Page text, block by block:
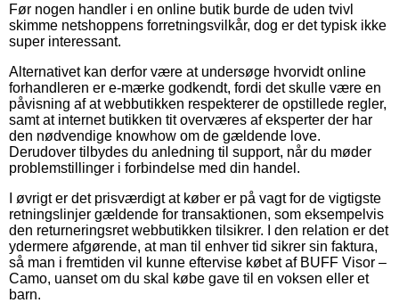
Før nogen handler i en online butik burde de uden tvivl
skimme netshoppens forretningsvilkår, dog er det typisk ikke
super interessant.
Alternativet kan derfor være at undersøge hvorvidt online
forhandleren er e-mærke godkendt, fordi det skulle være en
påvisning af at webbutikken respekterer de opstillede regler,
samt at internet butikken tit overværes af eksperter der har
den nødvendige knowhow om de gældende love.
Derudover tilbydes du anledning til support, når du møder
problemstillinger i forbindelse med din handel.
I øvrigt er det prisværdigt at køber er på vagt for de vigtigste
retningslinjer gældende for transaktionen, som eksempelvis
den returneringsret webbutikken tilsikrer. I den relation er det
ydermere afgørende, at man til enhver tid sikrer sin faktura,
så man i fremtiden vil kunne eftervise købet af BUFF Visor –
Camo, uanset om du skal købe gave til en voksen eller et
barn.